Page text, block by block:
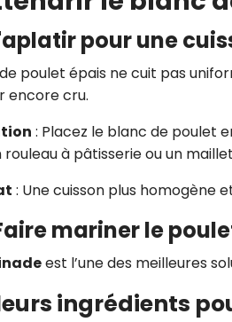
pour une
poulet épais ne cuit pas
encore cru.
: Placez le blanc de poulet
rouleau à pâtisserie ou un
: Une cuisson plus homogène
mariner le
est l’une des meilleures
ingrédients